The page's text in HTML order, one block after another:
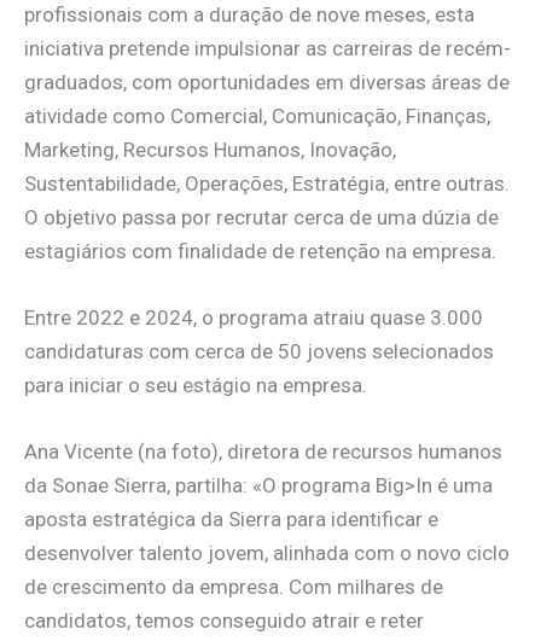
profissionais com a duração de nove meses, esta
iniciativa pretende impulsionar as carreiras de recém-
graduados, com oportunidades em diversas áreas de
atividade como Comercial, Comunicação, Finanças,
Marketing, Recursos Humanos, Inovação,
Sustentabilidade, Operações, Estratégia, entre outras.
O objetivo passa por recrutar cerca de uma dúzia de
estagiários com finalidade de retenção na empresa.
Entre 2022 e 2024, o programa atraiu quase 3.000
candidaturas com cerca de 50 jovens selecionados
para iniciar o seu estágio na empresa.
Ana Vicente (na foto), diretora de recursos humanos
da Sonae Sierra, partilha: «O programa Big>In é uma
aposta estratégica da Sierra para identificar e
desenvolver talento jovem, alinhada com o novo ciclo
de crescimento da empresa. Com milhares de
candidatos, temos conseguido atrair e reter